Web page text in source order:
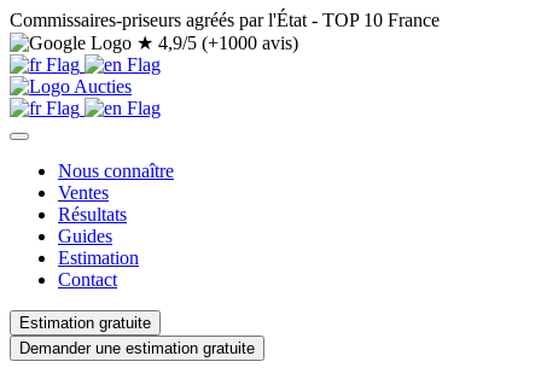
Commissaires-priseurs agréés par l'État - TOP 10 France
★ 4,9/5 (+1000 avis)
Nous connaître
Ventes
Résultats
Guides
Estimation
Contact
Estimation gratuite
Demander une estimation gratuite